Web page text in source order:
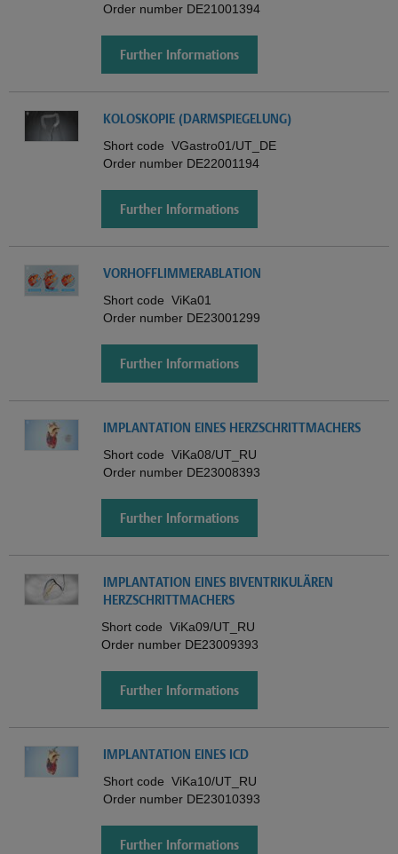
Order number DE21001394
Further Informations
KOLOSKOPIE (DARMSPIEGELUNG)
Short code VGastro01/UT_DE
Order number DE22001194
Further Informations
VORHOFFLIMMERABLATION
Short code ViKa01
Order number DE23001299
Further Informations
IMPLANTATION EINES HERZSCHRITTMACHERS
Short code ViKa08/UT_RU
Order number DE23008393
Further Informations
IMPLANTATION EINES BIVENTRIKULÄREN
HERZSCHRITTMACHERS
Short code ViKa09/UT_RU
Order number DE23009393
Further Informations
IMPLANTATION EINES ICD
Short code ViKa10/UT_RU
Order number DE23010393
Further Informations